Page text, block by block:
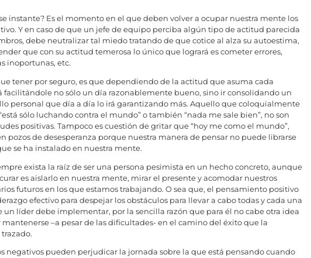
instante? Es el momento en el que deben volver a ocupar nuestra mente los
Y en caso de que un jefe de equipo perciba algún tipo de actitud parecida
debe neutralizar tal miedo tratando de que cotice al alza su autoestima,
que con su actitud temerosa lo único que logrará es cometer errores,
inoportunas, etc.
tener por seguro, es que dependiendo de la actitud que asuma cada
facilitándole no sólo un día razonablemente bueno, sino ir consolidando un
personal que día a día lo irá garantizando más. Aquello que coloquialmente
sólo luchando contra el mundo” o también “nada me sale bien”, no son
positivas. Tampoco es cuestión de gritar que “hoy me como el mundo”,
pozos de desesperanza porque nuestra manera de pensar no puede librarse
se ha instalado en nuestra mente.
exista la raíz de ser una persona pesimista en un hecho concreto, aunque
es aislarlo en nuestra mente, mirar el presente y acomodar nuestros
futuros en los que estamos trabajando. O sea que, el pensamiento positivo
efectivo para despejar los obstáculos para llevar a cabo todas y cada una
un líder debe implementar, por la sencilla razón que para él no cabe otra idea
mantenerse –a pesar de las dificultades- en el camino del éxito que la
negativos pueden perjudicar la jornada sobre la que está pensando cuando